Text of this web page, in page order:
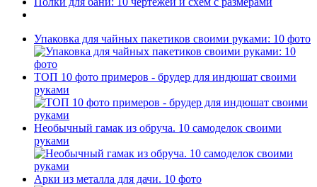
Упаковка для чайных пакетиков своими руками: 10 фото
ТОП 10 фото примеров - брудер для индюшат своими
руками
Необычный гамак из обруча. 10 самоделок своими
руками
Арки из металла для дачи. 10 фото